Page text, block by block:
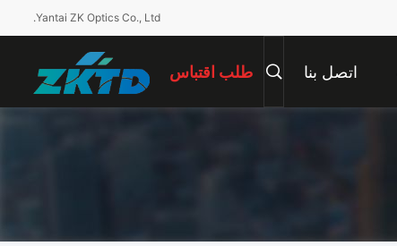
Yantai ZK Optics Co., Ltd.
اتصل بنا طلب اقتباس